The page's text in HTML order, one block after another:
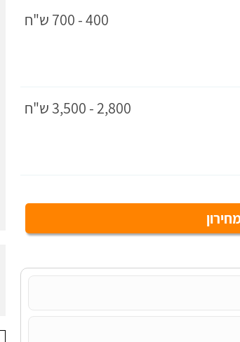
400 - 700 ש"ח
2,800 - 3,500 ש"ח